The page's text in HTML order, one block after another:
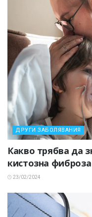
ДРУГИ ЗАБОЛЯВАНИЯ
Какво трябва да
кистозна фиброза
23/02/2024